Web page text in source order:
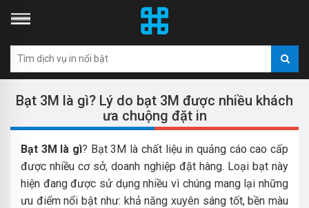
Bạt 3M là gì? Lý do bạt 3M được nhiều khách
ưa chuộng đặt in
Bạt 3M là gì? Bạt 3M là chất liệu in quảng cáo cao cấp
được nhiều cơ sở, doanh nghiệp đặt hàng. Loại bạt này
hiện đang được sử dụng nhiều vì chúng mang lại những
ưu điểm nổi bật như: khả năng xuyên sáng tốt, bền màu